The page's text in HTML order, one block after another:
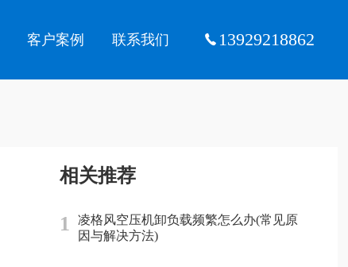
客户案例 联系我们 13929218862
相关推荐
1
凌格风空压机卸负载频繁怎么办(常见原
因与解决方法)